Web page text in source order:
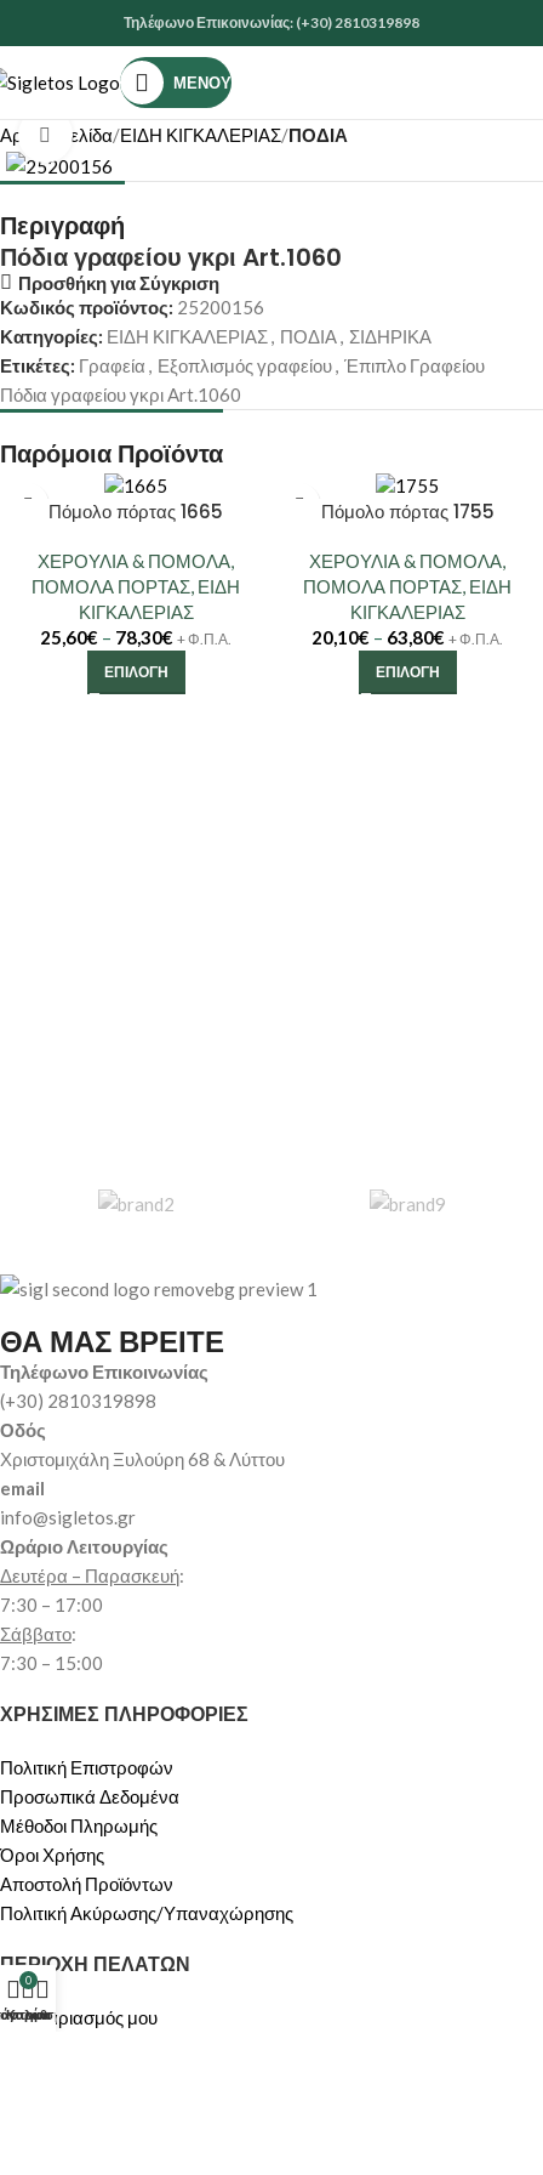
Τηλέφωνο Επικοινωνίας: (+30) 2810319898
ΜΕΝΟΎ
Αρχική σελίδα ΕΙΔΗ ΚΙΓΚΑΛΕΡΙΑΣ ΠΟΔΙΑ
Κάντε κλικ για μεγέθυνση
Περιγραφή
Πόδια γραφείου γκρι Art.1060
Προσθήκη για Σύγκριση
Κωδικός προϊόντος: 25200156
Κατηγορίες: ΕΙΔΗ ΚΙΓΚΑΛΕΡΙΑΣ, ΠΟΔΙΑ, ΣΙΔΗΡΙΚΑ
Ετικέτες: Γραφεία , Εξοπλισμός γραφείου, Έπιπλο Γραφείου
Πόδια γραφείου γκρι Art.1060
Παρόμοια Προϊόντα
Πόμολο πόρτας 1665
ΧΕΡΟΥΛΙΑ & ΠΟΜΟΛΑ,
ΠΟΜΟΛΑ ΠΟΡΤΑΣ, ΕΙΔΗ
ΚΙΓΚΑΛΕΡΙΑΣ
25,60€ – 78,30€ + Φ.Π.Α.
ΕΠΙΛΟΓΉ
Πόμολο πόρτας 1755
ΧΕΡΟΥΛΙΑ & ΠΟΜΟΛΑ,
ΠΟΜΟΛΑ ΠΟΡΤΑΣ, ΕΙΔΗ
ΚΙΓΚΑΛΕΡΙΑΣ
20,10€ – 63,80€ + Φ.Π.Α.
ΕΠΙΛΟΓΉ
ΘΑ ΜΑΣ ΒΡΕΙΤΕ
Τηλέφωνο Επικοινωνίας
(+30) 2810319898
Οδός
Χριστομιχάλη Ξυλούρη 68 & Λύττου
email
info@sigletos.gr
Ωράριο Λειτουργίας
Δευτέρα – Παρασκευή:
7:30 – 17:00
Σάββατο:
7:30 – 15:00
ΧΡΗΣΙΜΕΣ ΠΛΗΡΟΦΟΡΙΕΣ
Πολιτική Επιστροφών
Προσωπικά Δεδομένα
Μέθοδοι Πληρωμής
Όροι Χρήσης
Αποστολή Προϊόντων
Πολιτική Ακύρωσης/Υπαναχώρησης
ΠΕΡΙΟΧΗ ΠΕΛΑΤΩΝ
Ο λογαριασμός μου
0
Καλάθι μου